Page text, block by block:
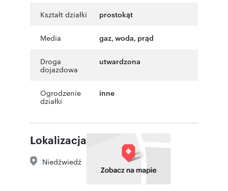
Kształt działki prostokąt
Media gaz, woda, prąd
Droga
dojazdowa
utwardzona
Ogrodzenie
działki
inne
Lokalizacja
Niedźwiedź